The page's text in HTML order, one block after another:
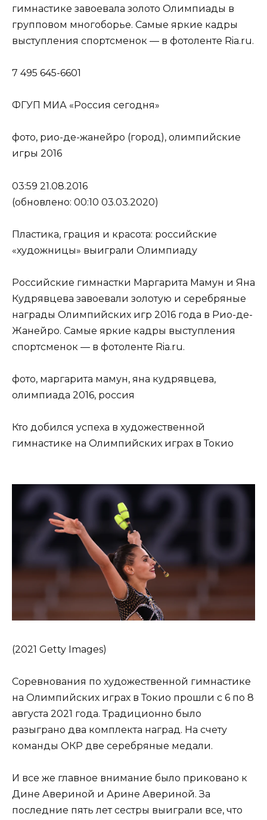
гимнастике завоевала золото Олимпиады в
групповом многоборье. Самые яркие кадры
выступления спортсменок — в фотоленте Ria.ru.
7 495 645-6601
ФГУП МИА «Россия сегодня»
фото, рио-де-жанейро (город), олимпийские
игры 2016
03:59 21.08.2016
(обновлено: 00:10 03.03.2020)
Пластика, грация и красота: российские
«художницы» выиграли Олимпиаду
Российские гимнастки Маргарита Мамун и Яна
Кудрявцева завоевали золотую и серебряные
награды Олимпийских игр 2016 года в Рио-де-
Жанейро. Самые яркие кадры выступления
спортсменок — в фотоленте Ria.ru.
фото, маргарита мамун, яна кудрявцева,
олимпиада 2016, россия
Кто добился успеха в художественной
гимнастике на Олимпийских играх в Токио
(2021 Getty Images)
Соревнования по художественной гимнастике
на Олимпийских играх в Токио прошли с 6 по 8
августа 2021 года. Традиционно было
разыграно два комплекта наград. На счету
команды ОКР две серебряные медали.
И все же главное внимание было приковано к
Дине Авериной и Арине Авериной. За
последние пять лет сестры выиграли все, что